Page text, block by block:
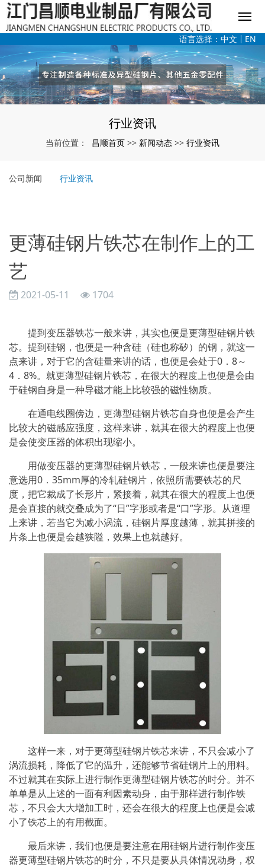
语言选择： 中文 EN
行业资讯
当前位置： 昌顺首页 >> 新闻动态 >> 行业资讯
公司新闻 行业资讯
更薄硅钢片铁芯在制作上的工
艺
2021-05-11 1704
提到变压器铁芯一般来讲，其实也便是更薄型硅钢片铁
芯。提到硅钢，也便是一种含硅（硅也称矽）的钢，就这一
点来讲，对于它的含硅量来讲的话，也便是会处于0．8～
4．8%。就更薄型硅钢片铁芯，在很大的程度上也便是会由
于硅钢自身是一种导磁才能上比较强的磁性物质。
在通电线圈傍边，更薄型硅钢片铁芯自身也便是会产生
比较大的磁感应强度，这样来讲，就其在很大的程度上也便
是会使变压器的体积出现缩小。
用做变压器的更薄型硅钢片铁芯，一般来讲也便是要注
意选用0．35mm厚的冷轧硅钢片，依照所需要铁芯的尺
度，把它裁成了长形片，紧接着，就其在很大的程度上也便
是会直接的就交叠成为了“日”字形或者是“口”字形。从道理
上来讲，若当它为减小涡流，硅钢片厚度越薄，就其拼接的
片条上也便是会越狭隘，效果上也就越好。
这样一来，对于更薄型硅钢片铁芯来讲，不只会减小了
涡流损耗，降低了它的温升，还能够节省硅钢片上的用料。
不过就其在实际上进行制作更薄型硅钢片铁芯的时分。并不
单单是从上述的一面有利因素动身，由于那样进行制作铁
芯，不只会大大增加工时，还会在很大的程度上也便是会减
小了铁芯上的有用截面。
最后来讲，我们也便是要注意在用硅钢片进行制作变压
器更薄型硅钢片铁芯的时分，不只是要从具体情况动身，权